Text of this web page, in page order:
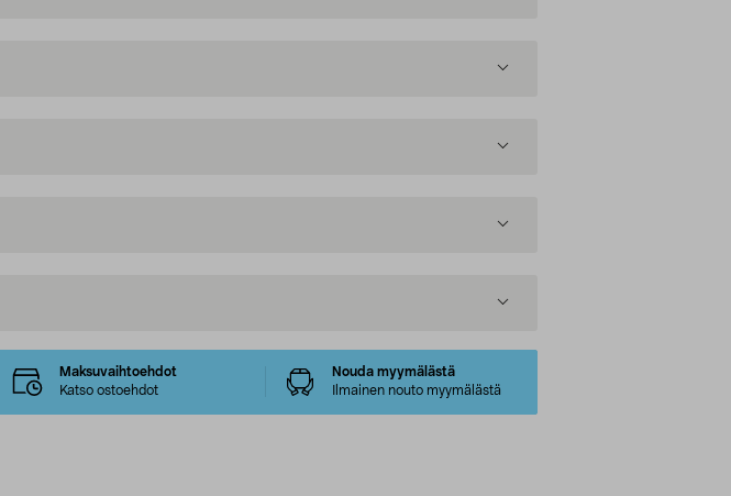
Maksuvaihtoehdot
Katso ostoehdot
Nouda myymälästä
Ilmainen nouto myymälästä